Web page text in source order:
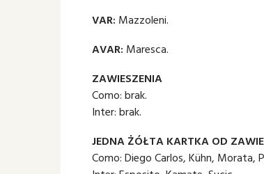
VAR: Mazzoleni.
AVAR: Maresca.
ZAWIESZENIA
Como: brak.
Inter: brak.
JEDNA ŻÓŁTA KARTKA OD
Como: Diego Carlos, Kühn, Morata,